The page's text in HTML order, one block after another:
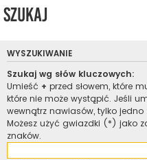
Szukaj
WYSZUKIWANIE
Szukaj wg słów kluczowych:
Umieść + przed słowem, które
które nie może wystąpić. Jeśli
wewnątrz nawiasów, tylko jedno
Możesz użyć gwiazdki (*) jako
znaków.